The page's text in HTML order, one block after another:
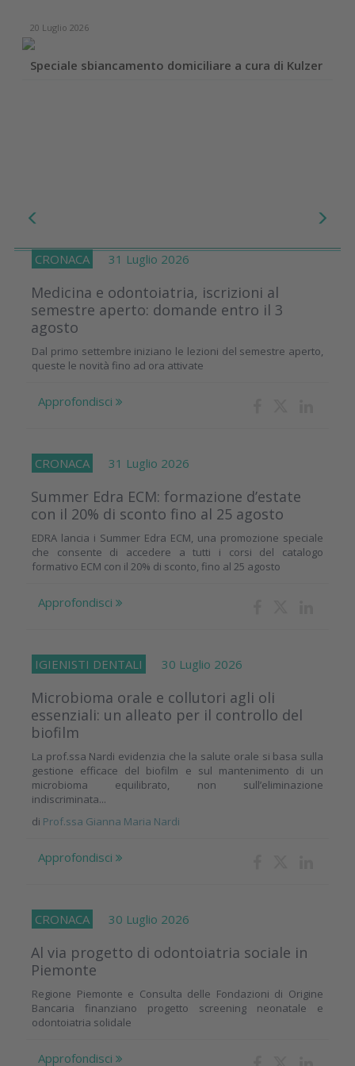
20 Luglio 2026
Speciale sbiancamento domiciliare a cura di Kulzer
CRONACA 31 Luglio 2026
Medicina e odontoiatria, iscrizioni al
semestre aperto: domande entro il 3
agosto
Dal primo settembre iniziano le lezioni del semestre aperto,
queste le novità fino ad ora attivate
Approfondisci
CRONACA 31 Luglio 2026
Summer Edra ECM: formazione d’estate
con il 20% di sconto fino al 25 agosto
EDRA lancia i Summer Edra ECM, una promozione speciale
che consente di accedere a tutti i corsi del catalogo
formativo ECM con il 20% di sconto, fino al 25 agosto
Approfondisci
IGIENISTI DENTALI 30 Luglio 2026
Microbioma orale e collutori agli oli
essenziali: un alleato per il controllo del
biofilm
La prof.ssa Nardi evidenzia che la salute orale si basa sulla
gestione efficace del biofilm e sul mantenimento di un
microbioma equilibrato, non sull’eliminazione
indiscriminata...
di Prof.ssa Gianna Maria Nardi
Approfondisci
CRONACA 30 Luglio 2026
Al via progetto di odontoiatria sociale in
Piemonte
Regione Piemonte e Consulta delle Fondazioni di Origine
Bancaria finanziano progetto screening neonatale e
odontoiatria solidale
Approfondisci